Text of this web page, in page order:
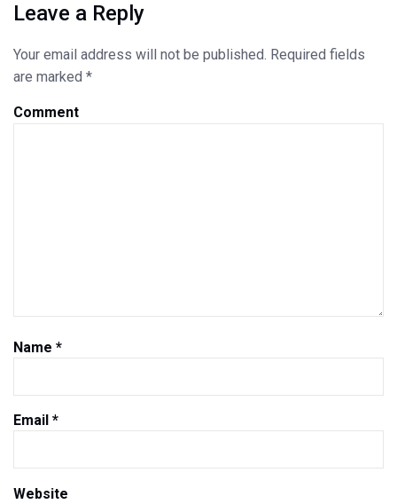
Leave a Reply
Your email address will not be published. Required fields
are marked *
Comment
Name *
Email *
Website